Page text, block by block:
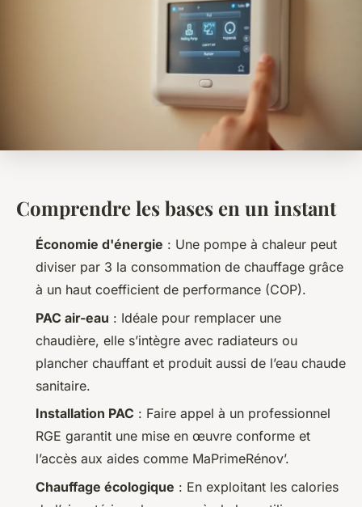
Comprendre les bases en un instant
Économie d'énergie : Une pompe à chaleur peut
diviser par 3 la consommation de chauffage grâce
à un haut coefficient de performance (COP).
PAC air-eau : Idéale pour remplacer une
chaudière, elle s’intègre avec radiateurs ou
plancher chauffant et produit aussi de l’eau chaude
sanitaire.
Installation PAC : Faire appel à un professionnel
RGE garantit une mise en œuvre conforme et
l’accès aux aides comme MaPrimeRénov’.
Chauffage écologique : En exploitant les calories